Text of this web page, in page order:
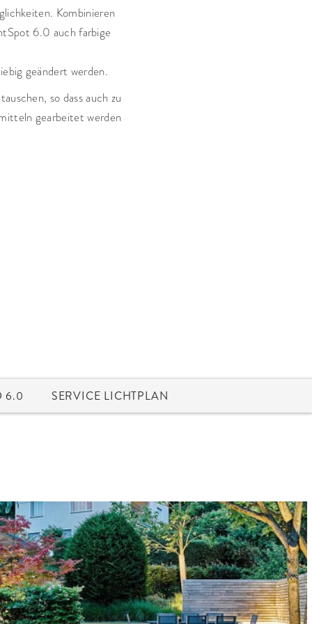
Kombinieren
6.0 auch farbige
geändert werden.
so dass auch zu
gearbeitet werden
6.0 SERVICE LICHTPLAN